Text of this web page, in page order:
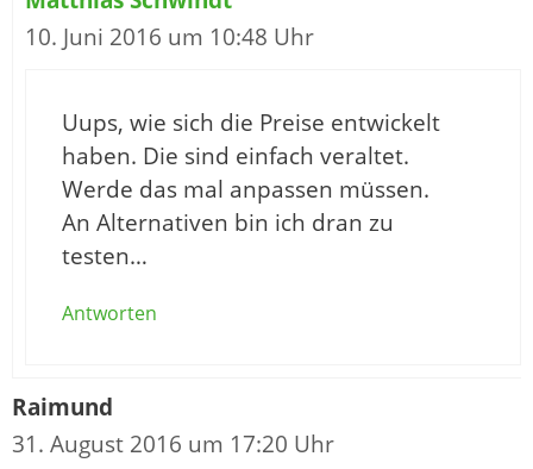
10. Juni 2016 um 10:48 Uhr
Uups, wie sich die Preise entwickelt
haben. Die sind einfach veraltet.
Werde das mal anpassen müssen.
An Alternativen bin ich dran zu
testen…
Antworten
Raimund
31. August 2016 um 17:20 Uhr